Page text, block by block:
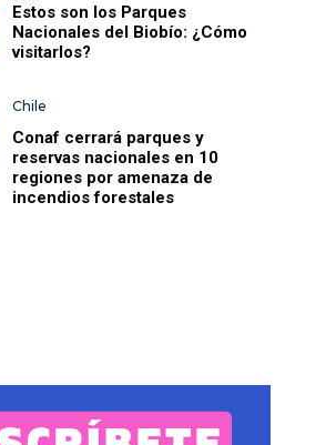
Estos son los Parques
Nacionales del Biobío: ¿Cómo
visitarlos?
Chile
Conaf cerrará parques y
reservas nacionales en 10
regiones por amenaza de
incendios forestales